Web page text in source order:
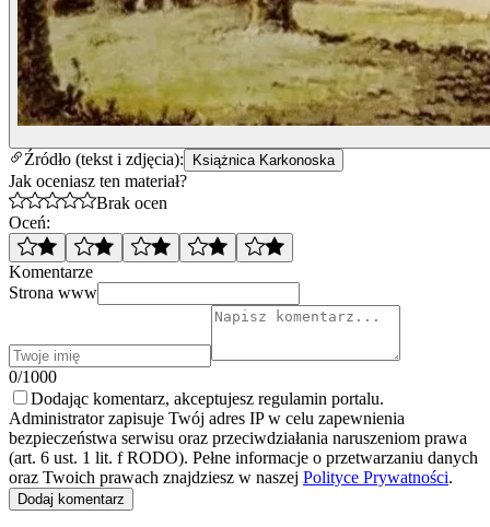
Źródło (tekst i zdjęcia): Książnica Karkonoska
Jak oceniasz ten materiał?
Brak ocen
Oceń:
Komentarze
Strona www
0/1000
Dodając komentarz, akceptujesz regulamin portalu.
Administrator zapisuje Twój adres IP w celu zapewnienia
bezpieczeństwa serwisu oraz przeciwdziałania naruszeniom prawa
(art. 6 ust. 1 lit. f RODO). Pełne informacje o przetwarzaniu danych
oraz Twoich prawach znajdziesz w naszej Polityce Prywatności.
Dodaj komentarz